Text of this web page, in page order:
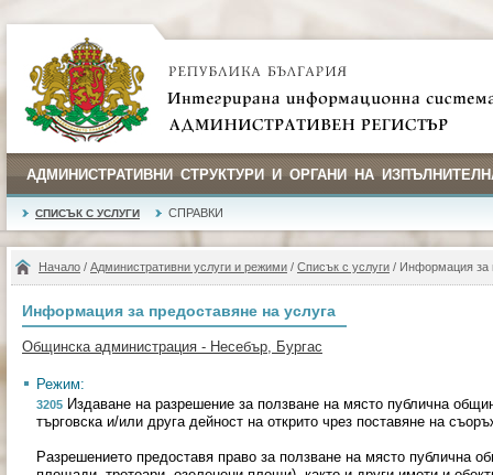
АДМИНИСТРАТИВНИ СТРУКТУРИ И ОРГАНИ НА
СПИСЪК С УСЛУГИ СПРАВКИ
Начало / Административни услуги и режими / Списък с услуги / Информация за
Информация за предоставяне на услуга
Общинска администрация - Несебър, Бургас
Режим:
3205 Издаване на разрешение за ползване на място публична
търговска и/или друга дейност на открито чрез поставяне на
Разрешението предоставя право за ползване на място публична